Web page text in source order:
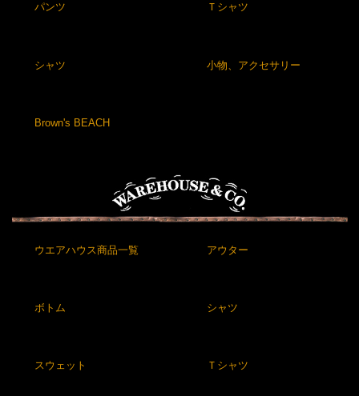
パンツ Ｔシャツ
シャツ 小物、アクセサリー
Brown's BEACH
ウエアハウス商品一覧 アウター
ボトム シャツ
スウェット Ｔシャツ